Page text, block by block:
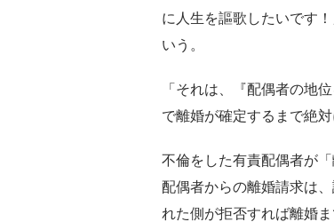
に人生を謳歌したいです
いう。
「それは、『配偶者の地
で離婚が確定するまで絶
不倫をした有責配偶者が
配偶者からの離婚請求は
れた側が拒否すれば離婚